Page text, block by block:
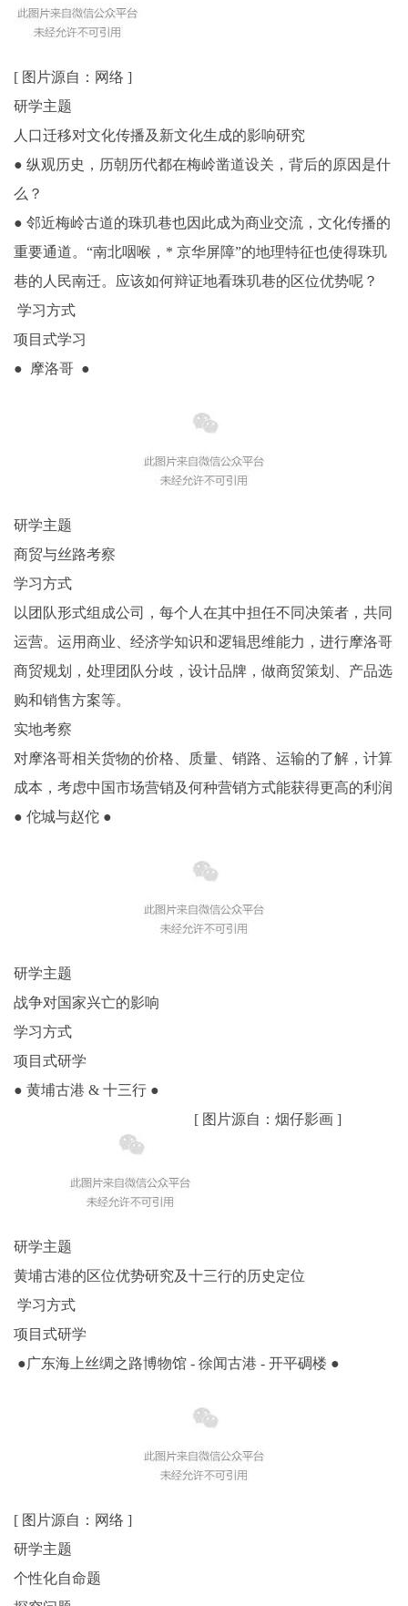
[ 图片源自：网络 ]
研学主题
人口迁移对文化传播及新文化生成的影响研究
● 纵观历史，历朝历代都在梅岭凿道设关，背后的原因是什
么？
● 邻近梅岭古道的珠玑巷也因此成为商业交流，文化传播的
重要通道。“南北咽喉，* 京华屏障”的地理特征也使得珠玑
巷的人民南迁。应该如何辩证地看珠玑巷的区位优势呢？
学习方式
项目式学习
● 摩洛哥 ●
研学主题
商贸与丝路考察
学习方式
以团队形式组成公司，每个人在其中担任不同决策者，共同
运营。运用商业、经济学知识和逻辑思维能力，进行摩洛哥
商贸规划，处理团队分歧，设计品牌，做商贸策划、产品选
购和销售方案等。
实地考察
对摩洛哥相关货物的价格、质量、销路、运输的了解，计算
成本，考虑中国市场营销及何种营销方式能获得更高的利润
● 佗城与赵佗 ●
研学主题
战争对国家兴亡的影响
学习方式
项目式研学
● 黄埔古港 & 十三行 ●
[ 图片源自：烟仔影画 ]
研学主题
黄埔古港的区位优势研究及十三行的历史定位
学习方式
项目式研学
●广东海上丝绸之路博物馆 - 徐闻古港 - 开平碉楼 ●
[ 图片源自：网络 ]
研学主题
个性化自命题